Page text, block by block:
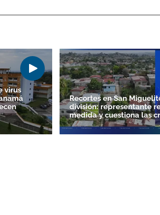
virus
Recortes en San
división: representante
medida y cuestiona las